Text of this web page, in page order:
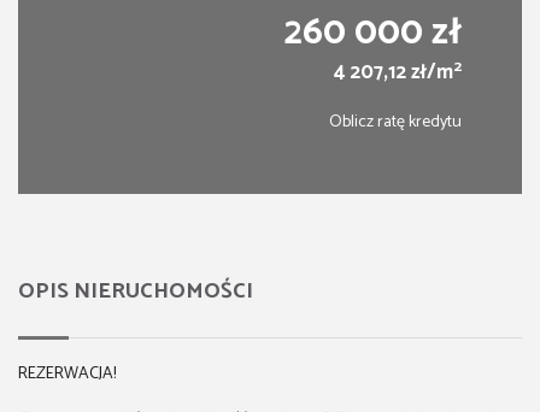
260 000 zł
4 207,12 zł/m2
Oblicz ratę kredytu
OPIS NIERUCHOMOŚCI
REZERWACJA!